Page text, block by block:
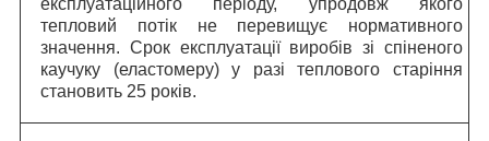
тепловий потік не перевищує нормативного
значення. Cрок експлуатації виробів зі спіненого
каучуку (еластомеру) у разі теплового старіння
становить 25 років.